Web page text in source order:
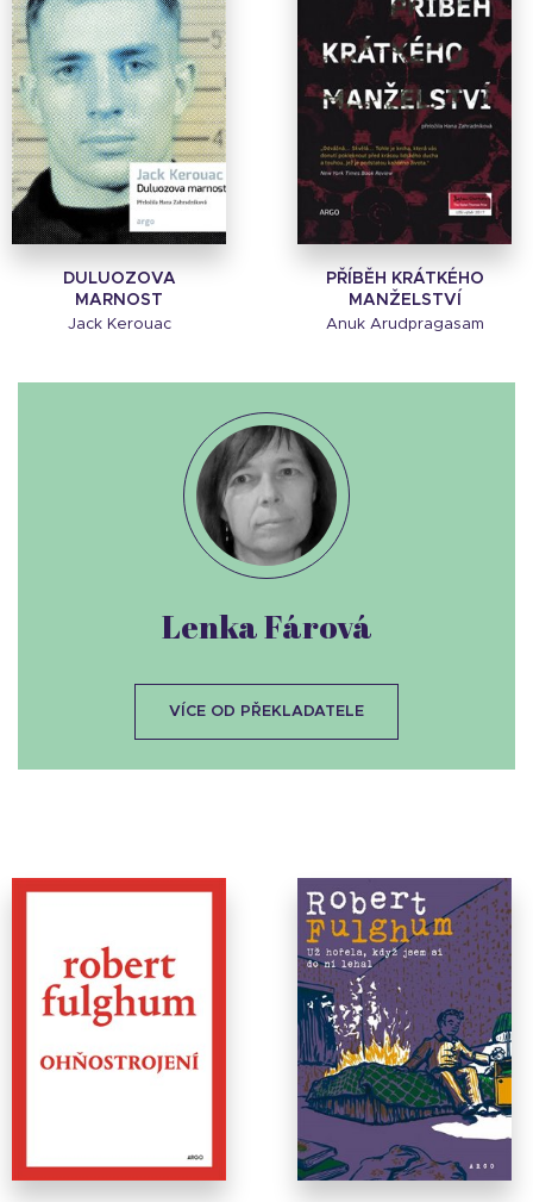
DULUOZOVA
MARNOST
Jack Kerouac
PŘÍBĚH KRÁTKÉHO
MANŽELSTVÍ
Anuk Arudpragasam
Lenka Fárová
VÍCE OD PŘEKLADATELE